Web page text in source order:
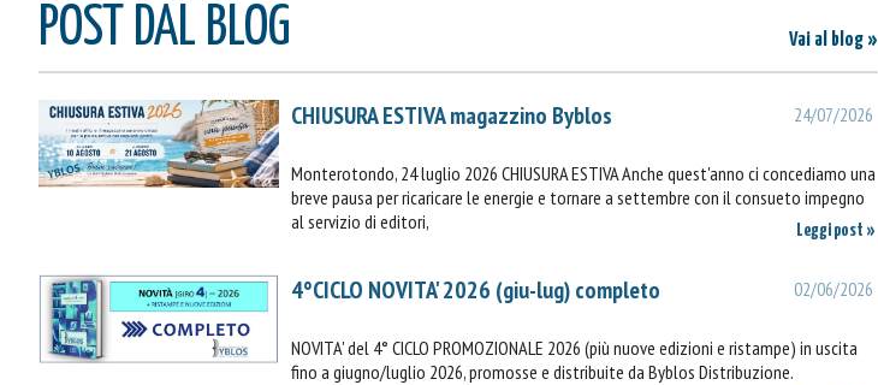
POST DAL BLOG Vai al blog »
CHIUSURA ESTIVA magazzino Byblos 24/07/2026
Monterotondo, 24 luglio 2026 CHIUSURA ESTIVA Anche quest'anno ci concediamo una
breve pausa per ricaricare le energie e tornare a settembre con il consueto impegno
al servizio di editori,
Leggi post »
4°CICLO NOVITA' 2026 (giu-lug) completo 02/06/2026
NOVITA' del 4° CICLO PROMOZIONALE 2026 (più nuove edizioni e ristampe) in uscita
fino a giugno/luglio 2026, promosse e distribuite da Byblos Distribuzione.